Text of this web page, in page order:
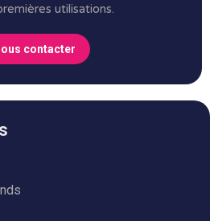
utilisations.
contacter